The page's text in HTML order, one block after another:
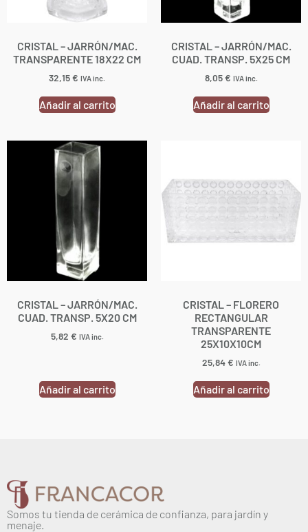
CRISTAL – JARRÓN/MAC.
TRANSPARENTE 18X22 CM
32,15€ IVA inc.
Añadir al carrito
CRISTAL – JARRÓN/MAC.
CUAD. TRANSP. 5X25 CM
8,05€ IVA inc.
Añadir al carrito
CRISTAL – JARRÓN/MAC.
CUAD. TRANSP. 5X20 CM
5,82 € IVA inc.
Añadir al carrito
CRISTAL – FLORERO
RECTANGULAR
TRANSPARENTE
25X10X10CM
25,84€ IVA inc.
Añadir al carrito
Somos tu tienda de cerámica de confianza, para jardín y
menaje.